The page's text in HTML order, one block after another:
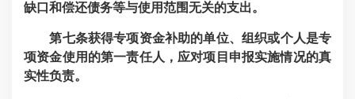
缺口和偿还债务等与使用范围无关的支出。
第七条获得专项资金补助的单位、组织或个人是专
项资金使用的第一责任人，应对项目申报实施情况的真
实性负责。